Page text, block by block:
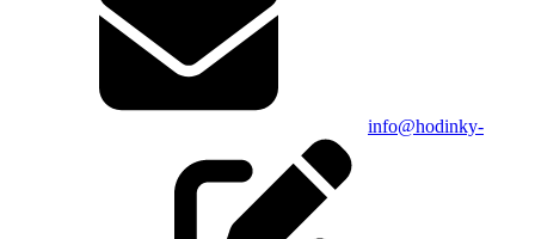
info@hodinky-